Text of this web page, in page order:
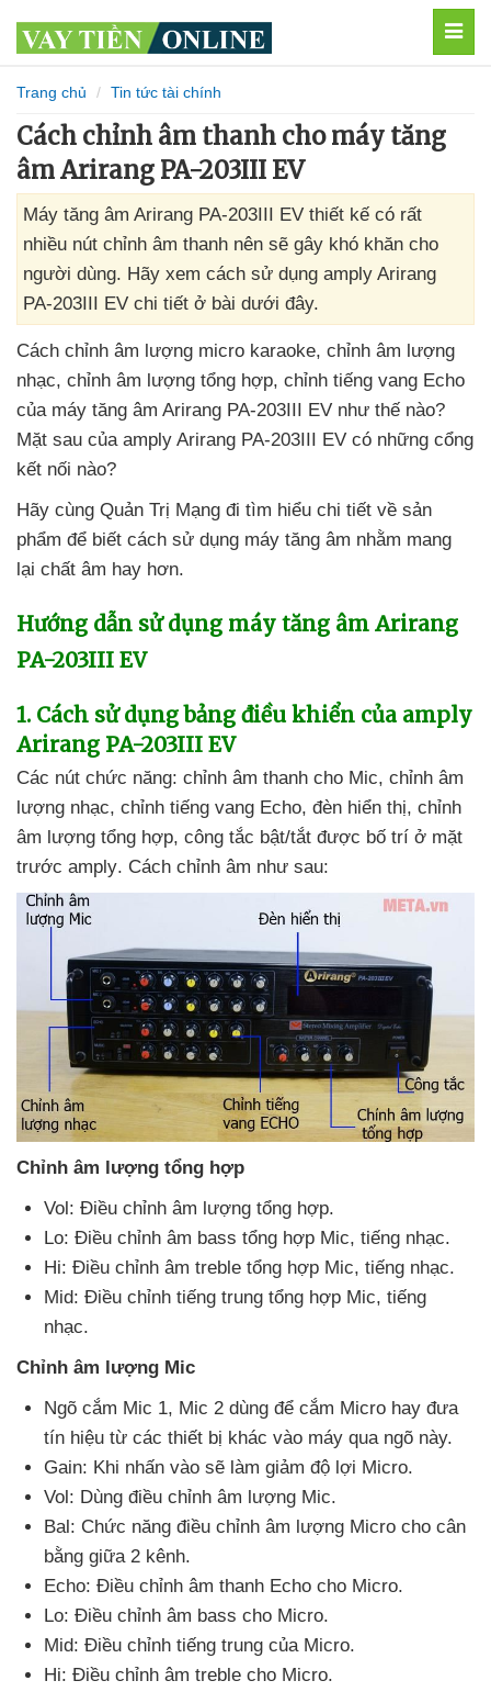
Trang chủ Tin tức tài chính
Cách chỉnh âm thanh cho máy tăng
âm Arirang PA-203III EV
Máy tăng âm Arirang PA-203III EV thiết kế có rất
nhiều nút chỉnh âm thanh nên sẽ gây khó khăn cho
người dùng. Hãy xem cách sử dụng amply Arirang
PA-203III EV chi tiết ở bài dưới đây.
Cách chỉnh âm lượng micro karaoke, chỉnh âm lượng
nhạc, chỉnh âm lượng tổng hợp, chỉnh tiếng vang Echo
của máy tăng âm Arirang PA-203III EV như thế nào?
Mặt sau của amply Arirang PA-203III EV có những cổng
kết nối nào?
Hãy cùng Quản Trị Mạng đi tìm hiểu chi tiết về sản
phẩm để biết cách sử dụng máy tăng âm nhằm mang
lại chất âm hay hơn.
Hướng dẫn sử dụng máy tăng âm Arirang
PA-203III EV
1. Cách sử dụng bảng điều khiển của amply
Arirang PA-203III EV
Các nút chức năng: chỉnh âm thanh cho Mic, chỉnh âm
lượng nhạc, chỉnh tiếng vang Echo, đèn hiển thị, chỉnh
âm lượng tổng hợp, công tắc bật/tắt được bố trí ở mặt
trước amply. Cách chỉnh âm như sau:
Chỉnh âm lượng tổng hợp
Vol: Điều chỉnh âm lượng tổng hợp.
Lo: Điều chỉnh âm bass tổng hợp Mic, tiếng nhạc.
Hi: Điều chỉnh âm treble tổng hợp Mic, tiếng nhạc.
Mid: Điều chỉnh tiếng trung tổng hợp Mic, tiếng
nhạc.
Chỉnh âm lượng Mic
Ngõ cắm Mic 1, Mic 2 dùng để cắm Micro hay đưa
tín hiệu từ các thiết bị khác vào máy qua ngõ này.
Gain: Khi nhấn vào sẽ làm giảm độ lợi Micro.
Vol: Dùng điều chỉnh âm lượng Mic.
Bal: Chức năng điều chỉnh âm lượng Micro cho cân
bằng giữa 2 kênh.
Echo: Điều chỉnh âm thanh Echo cho Micro.
Lo: Điều chỉnh âm bass cho Micro.
Mid: Điều chỉnh tiếng trung của Micro.
Hi: Điều chỉnh âm treble cho Micro.